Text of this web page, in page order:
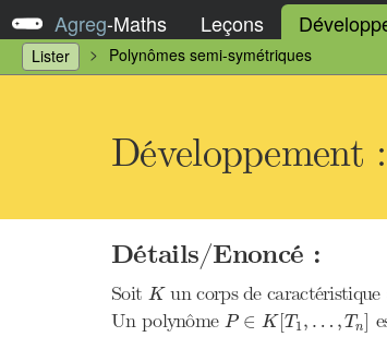
Agreg-Maths Leçons
Lister Polynômes semi-symétriques
Développement
Détails/Enoncé :
Soit K
Kun corps de caractéristique
Un polynôme P ∈ K[T 1 , … , Tn]
P∈K[T1, n]